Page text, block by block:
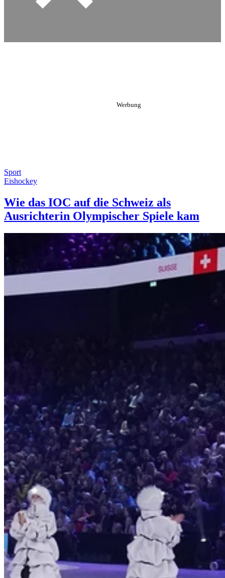
Sport
Eishockey
Wie das IOC auf die Schweiz als
Ausrichterin Olympischer Spiele kam